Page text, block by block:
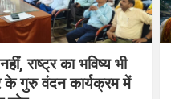
राष्ट्र का भविष्य भी
गुरु वंदन कार्यक्रम में